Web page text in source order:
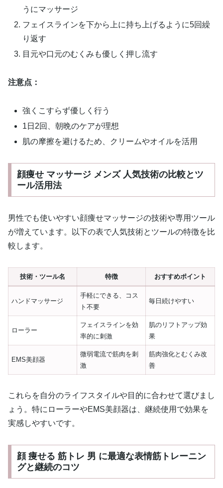
うにマッサージ
フェイスラインを下から上に持ち上げるように5回繰
り返す
目元や口元のむくみも優しく押し流す
注意点：
強くこすらず優しく行う
1日2回、朝晩のケアが理想
肌の摩擦を避けるため、クリームやオイルを活用
顔痩せ マッサージ メンズ 人気技術の比較とツ
ール活用法
男性でも使いやすい顔痩せマッサージの技術や専用ツール
が増えています。以下の表で人気技術とツールの特徴を比
較します。
技術・ツール名 特徴 おすすめポイント
ハンドマッサージ
手軽にできる、コス
ト不要
毎日続けやすい
ローラー
フェイスラインを効
率的に刺激
肌のリフトアップ効
果
EMS美顔器
微弱電流で筋肉を刺
激
筋肉強化とむくみ改
善
これらを自分のライフスタイルや目的に合わせて選びまし
ょう。特にローラーやEMS美顔器は、継続使用で効果を
実感しやすいです。
顔 痩せる 筋トレ 男 に最適な表情筋トレーニン
グと継続のコツ